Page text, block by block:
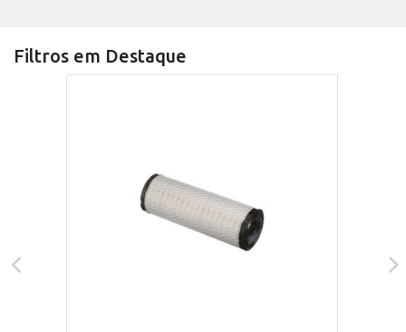
Filtros em Destaque